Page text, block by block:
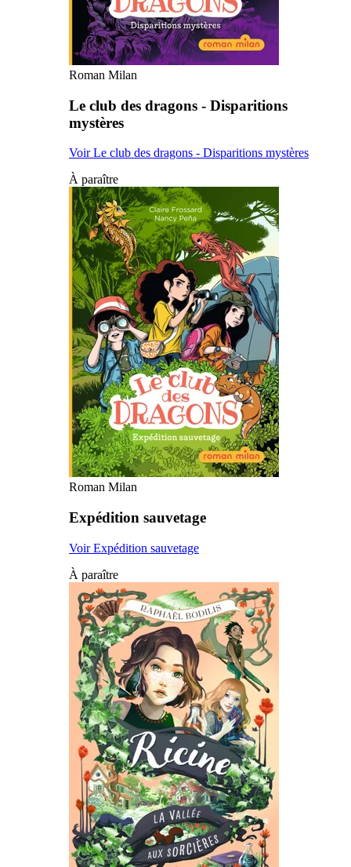
Roman Milan
Le club des dragons - Disparitions
mystères
Voir Le club des dragons - Disparitions mystères
À paraître
Roman Milan
Expédition sauvetage
Voir Expédition sauvetage
À paraître